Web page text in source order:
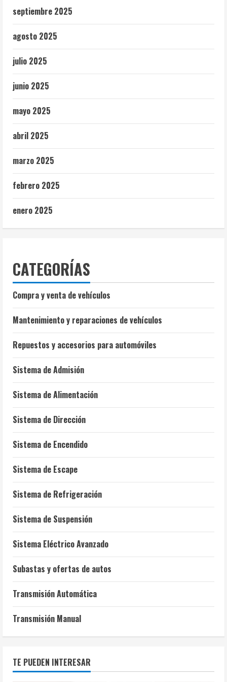
septiembre 2025
agosto 2025
julio 2025
junio 2025
mayo 2025
abril 2025
marzo 2025
febrero 2025
enero 2025
CATEGORÍAS
Compra y venta de vehículos
Mantenimiento y reparaciones de vehículos
Repuestos y accesorios para automóviles
Sistema de Admisión
Sistema de Alimentación
Sistema de Dirección
Sistema de Encendido
Sistema de Escape
Sistema de Refrigeración
Sistema de Suspensión
Sistema Eléctrico Avanzado
Subastas y ofertas de autos
Transmisión Automática
Transmisión Manual
TE PUEDEN INTERESAR